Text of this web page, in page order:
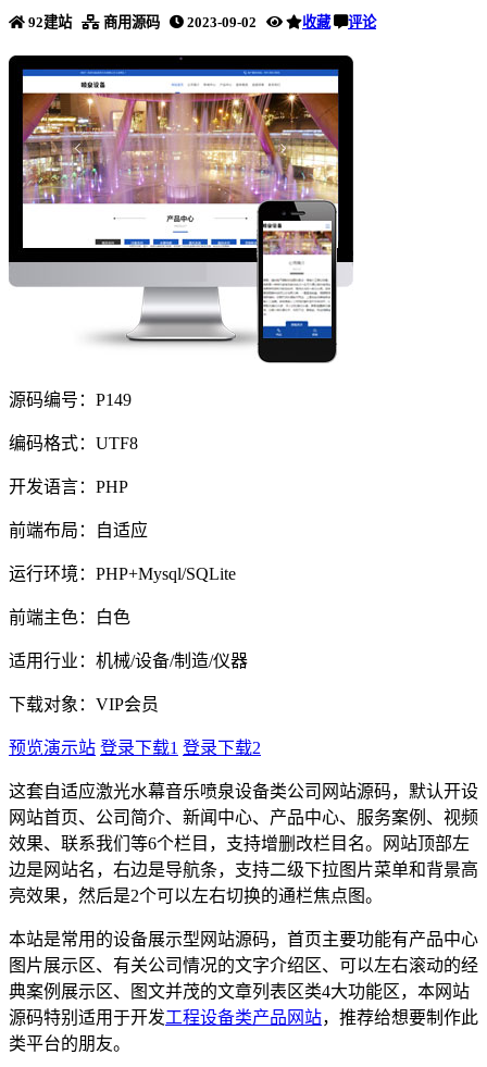
92建站 商用源码 2023-09-02 收藏 评论
源码编号：P149
编码格式：UTF8
开发语言：PHP
前端布局：自适应
运行环境：PHP+Mysql/SQLite
前端主色：白色
适用行业：机械/设备/制造/仪器
下载对象：VIP会员
预览演示站 登录下载1 登录下载2
这套自适应激光水幕音乐喷泉设备类公司网站源码，默认开设
网站首页、公司简介、新闻中心、产品中心、服务案例、视频
效果、联系我们等6个栏目，支持增删改栏目名。网站顶部左
边是网站名，右边是导航条，支持二级下拉图片菜单和背景高
亮效果，然后是2个可以左右切换的通栏焦点图。
本站是常用的设备展示型网站源码，首页主要功能有产品中心
图片展示区、有关公司情况的文字介绍区、可以左右滚动的经
典案例展示区、图文并茂的文章列表区类4大功能区，本网站
源码特别适用于开发工程设备类产品网站，推荐给想要制作此
类平台的朋友。